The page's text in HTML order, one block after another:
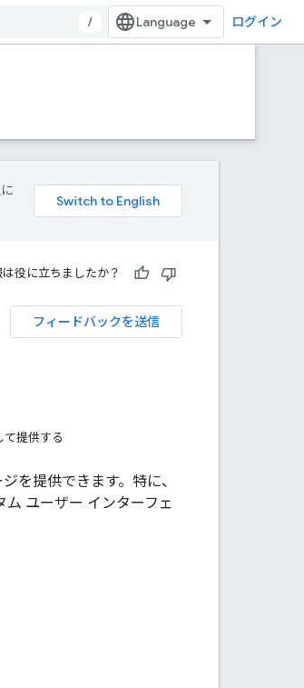
/ ログイン
は役に立ちましたか？
フィードバックを送信
て提供する
を提供できます。特に、
ユーザー インターフェ